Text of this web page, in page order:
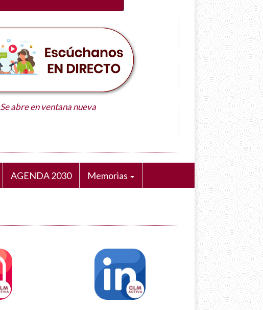
Se abre en ventana nueva
AGENDA 2030 Memorias